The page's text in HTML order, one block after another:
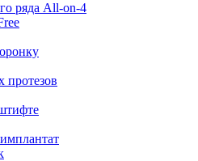
ряда All‑on‑4
протезов